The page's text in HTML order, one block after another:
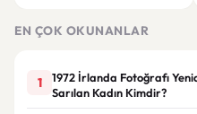
EN ÇOK OKUNANLAR
1
1972 İrlanda Fotoğrafı
Sarılan Kadın Kimdir?